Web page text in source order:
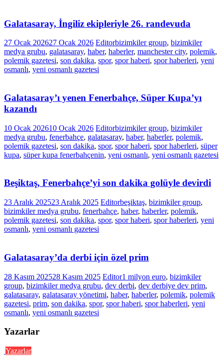
Galatasaray, İngiliz ekipleriyle 26. randevuda
27 Ocak 202627 Ocak 2026 Editorbizimkiler group, bizimkiler
medya grubu, galatasaray, haber, haberler, manchester city, polemik,
polemik gazetesi, son dakika, spor, spor haberi, spor haberleri, yeni
osmanlı, yeni osmanlı gazetesi
Galatasaray’ı yenen Fenerbahçe, Süper Kupa’yı
kazandı
10 Ocak 202610 Ocak 2026 Editorbizimkiler group, bizimkiler
medya grubu, fenerbahçe, galatasaray, haber, haberler, polemik,
polemik gazetesi, son dakika, spor, spor haberi, spor haberleri, süper
kupa, süper kupa fenerbahçenin, yeni osmanlı, yeni osmanlı gazetesi
Beşiktaş, Fenerbahçe’yi son dakika golüyle devirdi
23 Aralık 202523 Aralık 2025 Editorbeşiktaş, bizimkiler group,
bizimkiler medya grubu, fenerbahçe, haber, haberler, polemik,
polemik gazetesi, son dakika, spor, spor haberi, spor haberleri, yeni
osmanlı, yeni osmanlı gazetesi
Galatasaray’da derbi için özel prim
28 Kasım 202528 Kasım 2025 Editor1 milyon euro, bizimkiler
group, bizimkiler medya grubu, dev derbi, dev derbiye dev prim,
galatasaray, galatasaray yönetimi, haber, haberler, polemik, polemik
gazetesi, prim, son dakika, spor, spor haberi, spor haberleri, yeni
osmanlı, yeni osmanlı gazetesi
Yazarlar
Yazarlar